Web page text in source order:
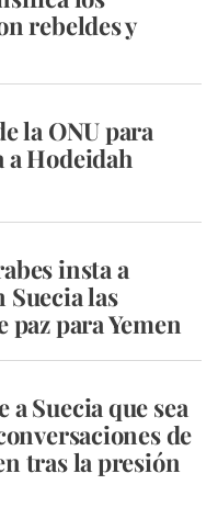
rebeldes y
la ONU para
a Hodeidah
insta a
Suecia las
paz para Yemen
a Suecia que sea
de
tras la presión